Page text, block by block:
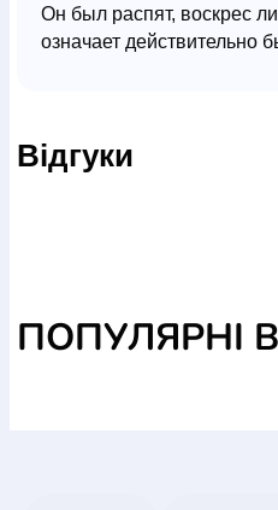
Он был распят, воскрес
означает действительно
Відгуки
ПОПУЛЯРНІ